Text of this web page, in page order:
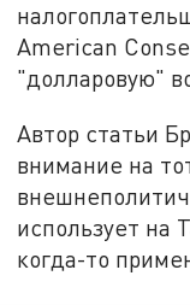
American
"долларовую"
Автор статьи
внимание на
использует на
когда-то